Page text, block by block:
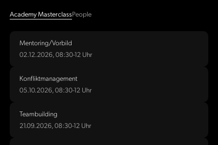
Academy MasterclassPeople
Mentoring/Vorbild
02.12.2026, 08:30-12 Uhr
Konfliktmanagement
05.10.2026, 08:30-12 Uhr
Teambuilding
21.09.2026, 08:30-12 Uhr